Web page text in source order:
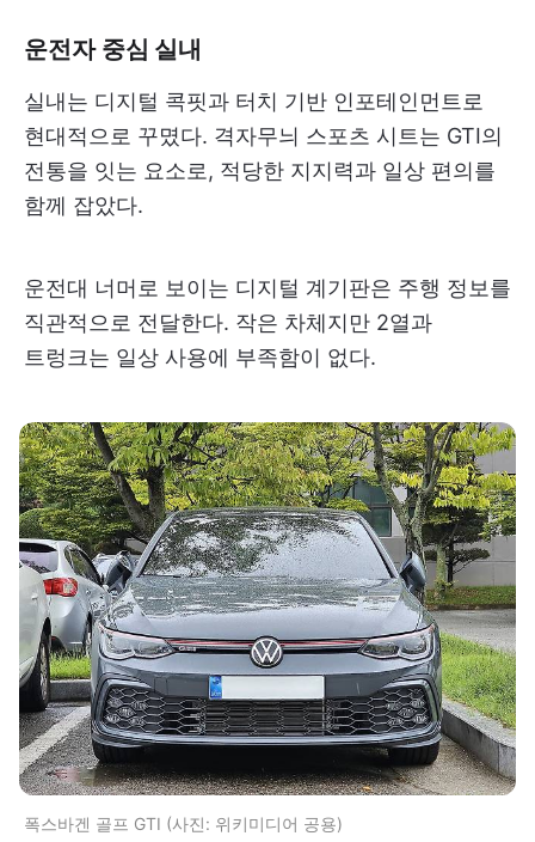
운전자 중심 실내
실내는 디지털 콕핏과 터치 기반 인포테인먼트로
현대적으로 꾸몄다. 격자무늬 스포츠 시트는 GTI의
전통을 잇는 요소로, 적당한 지지력과 일상 편의를
함께 잡았다.
운전대 너머로 보이는 디지털 계기판은 주행 정보를
직관적으로 전달한다. 작은 차체지만 2열과
트렁크는 일상 사용에 부족함이 없다.
폭스바겐 골프 GTI (사진: 위키미디어 공용)